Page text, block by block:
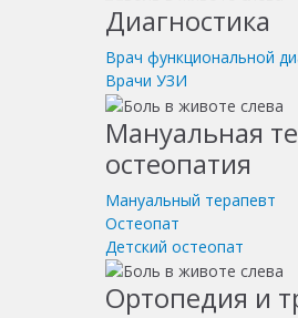
Диагностика
Врач функциональной
Врачи УЗИ
Мануальная
остеопатия
Мануальный терапевт
Остеопат
Детский остеопат
Ортопедия и